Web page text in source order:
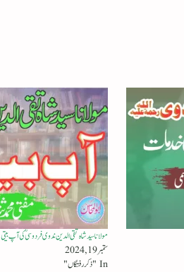
مولانا سید شاہ تقی الدین ندوی فردوسیؒ کی آپ بیتی
ستمبر 19, 2024
In "ذکر رفتگاں"